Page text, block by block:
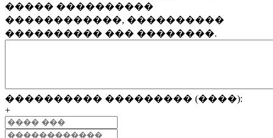
����� ����������
������������, ����������
���������� ��� ��������.
���������� ��������� (����):
+